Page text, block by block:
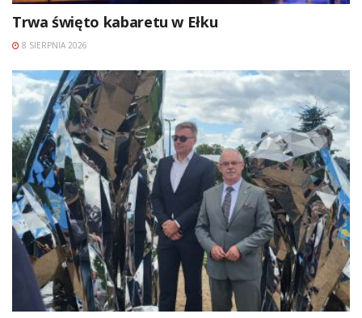
Trwa święto kabaretu w Ełku
8 SIERPNIA 2026